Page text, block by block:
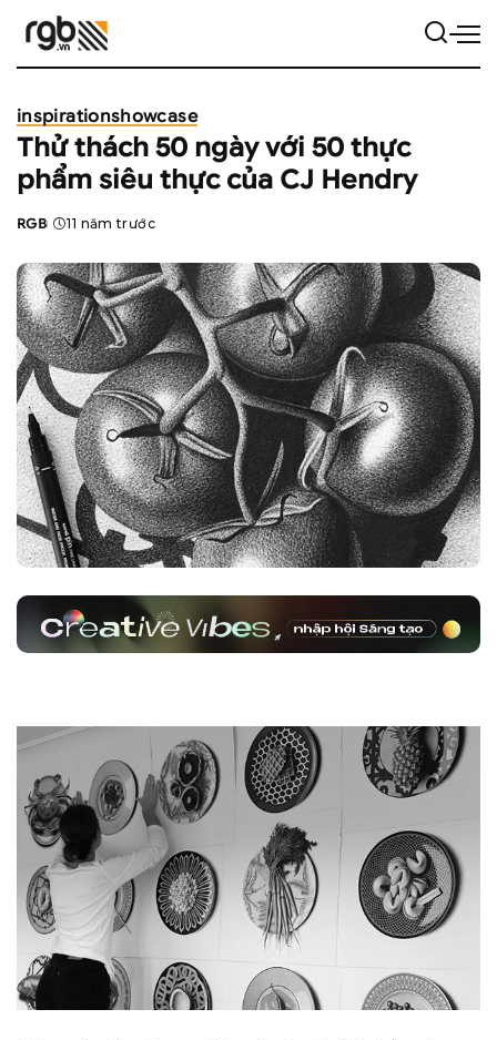
inspirationshowcase
Thử thách 50 ngày với 50 thực
phẩm siêu thực của CJ Hendry
Posted
RGB 11 năm trước